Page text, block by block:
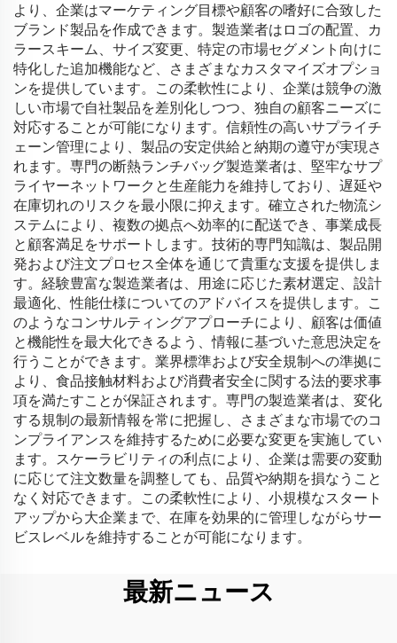
より、企業はマーケティング目標や顧客の嗜好に合致した
ブランド製品を作成できます。製造業者はロゴの配置、カ
ラースキーム、サイズ変更、特定の市場セグメント向けに
特化した追加機能など、さまざまなカスタマイズオプショ
ンを提供しています。この柔軟性により、企業は競争の激
しい市場で自社製品を差別化しつつ、独自の顧客ニーズに
対応することが可能になります。信頼性の高いサプライチ
ェーン管理により、製品の安定供給と納期の遵守が実現さ
れます。専門の断熱ランチバッグ製造業者は、堅牢なサプ
ライヤーネットワークと生産能力を維持しており、遅延や
在庫切れのリスクを最小限に抑えます。確立された物流シ
ステムにより、複数の拠点へ効率的に配送でき、事業成長
と顧客満足をサポートします。技術的専門知識は、製品開
発および注文プロセス全体を通じて貴重な支援を提供しま
す。経験豊富な製造業者は、用途に応じた素材選定、設計
最適化、性能仕様についてのアドバイスを提供します。こ
のようなコンサルティングアプローチにより、顧客は価値
と機能性を最大化できるよう、情報に基づいた意思決定を
行うことができます。業界標準および安全規制への準拠に
より、食品接触材料および消費者安全に関する法的要求事
項を満たすことが保証されます。専門の製造業者は、変化
する規制の最新情報を常に把握し、さまざまな市場でのコ
ンプライアンスを維持するために必要な変更を実施してい
ます。スケーラビリティの利点により、企業は需要の変動
に応じて注文数量を調整しても、品質や納期を損なうこと
なく対応できます。この柔軟性により、小規模なスタート
アップから大企業まで、在庫を効果的に管理しながらサー
ビスレベルを維持することが可能になります。
最新ニュース